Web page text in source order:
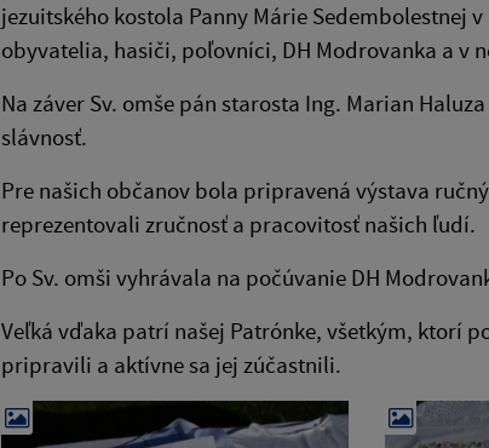
jezuitského kostola Panny Márie Sedembolestnej
obyvatelia, hasiči, poľovníci, DH Modrovanka a v
Na záver Sv. omše pán starosta Ing. Marian
slávnosť.
Pre našich občanov bola pripravená výstava
reprezentovali zručnosť a pracovitosť našich ľudí.
Po Sv. omši vyhrávala na počúvanie DH
Veľká vďaka patrí našej Patrónke, všetkým, ktorí
pripravili a aktívne sa jej zúčastnili.